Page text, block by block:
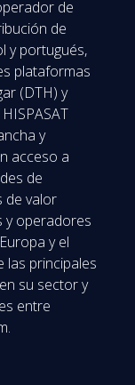
de
de
y portugués,
plataformas
(DTH) y
y
acceso a
de
de valor
y operadores
y el
las principales
su sector y
entre